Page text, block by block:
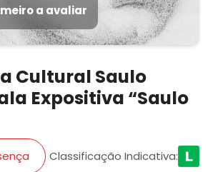
a avaliar
Cultural Saulo
Expositiva “Saulo
Classificação Indicativa: